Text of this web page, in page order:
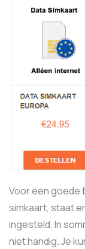
Voor een goede
simkaart, staat
ingesteld. In
niet handig. Je